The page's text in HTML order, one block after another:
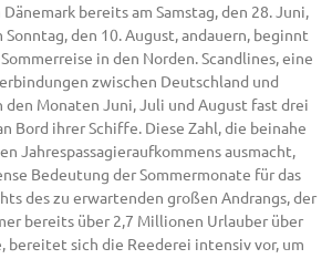
bereits am Samstag, den 28. Juni,
den 10. August, andauern, beginnt
in den Norden. Scandlines, eine
zwischen Deutschland und
den Monaten Juni, Juli und August fast drei
Bord ihrer Schiffe. Diese Zahl, die beinahe
Jahrespassagieraufkommens ausmacht,
Bedeutung der Sommermonate für das
des zu erwartenden großen Andrangs, der
bereits über 2,7 Millionen Urlauber über
bereitet sich die Reederei intensiv vor, um